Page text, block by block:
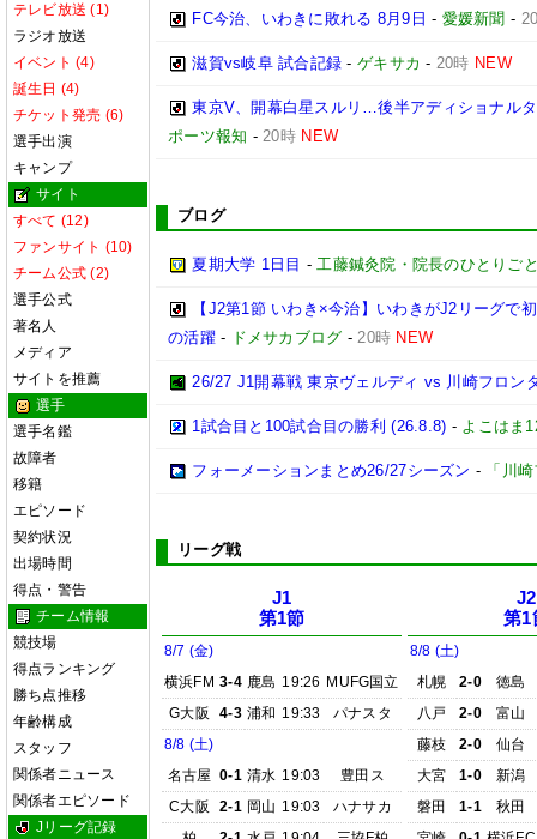
テレビ放送 (1)
ラジオ放送
イベント (4)
誕生日 (4)
チケット発売 (6)
選手出演
キャンプ
サイト
すべて (12)
ファンサイト (10)
チーム公式 (2)
選手公式
著名人
メディア
サイトを推薦
選手
選手名鑑
故障者
移籍
エピソード
契約状況
出場時間
得点・警告
チーム情報
競技場
得点ランキング
勝ち点推移
年齢構成
スタッフ
関係者ニュース
関係者エピソード
Jリーグ記録
FC今治、いわきに敗れる 8月9日 - 愛媛新聞 -
滋賀vs岐阜 試合記録 -ゲキサカ - 20時 NEW
東京V、開幕白星スルリ…後半アディショナル
ポーツ報知 -20時 NEW
ブログ
夏期大学 1日目 -工藤鍼灸院・院長のひとりご
【J2第1節 いわき×今治】いわきがJ2リーグで
の活躍- ドメサカブログ -20時 NEW
26/27 J1開幕戦 東京ヴェルディ vs 川崎フロン
1試合目と100試合目の勝利 (26.8.8) - よこはま
フォーメーションまとめ26/27シーズン - 「川
リーグ戦
J1
第1節
8/7 (金)
横浜FM 3-4 鹿島 19:26 MUFG国立
G大阪
4-3 浦和 19:33
パナスタ
8/8 (土)
名古屋 0-1 清水 19:03
豊田ス
C大阪
2-1 岡山 19:03
ハナサカ
J2
第1
8/8 (土)
札幌
2-0
徳島
八戸
2-0
富山
藤枝
2-0
仙台
大宮
1-0
新潟
磐田
1-1
秋田